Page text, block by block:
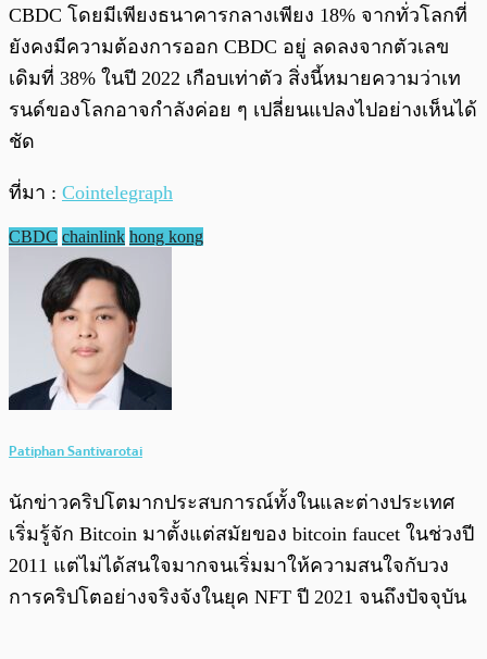
CBDC โดยมีเพียงธนาคารกลางเพียง 18% จากทั่วโลกที่
ยังคงมีความต้องการออก CBDC อยู่ ลดลงจากตัวเลข
เดิมที่ 38% ในปี 2022 เกือบเท่าตัว สิ่งนี้หมายความว่าเท
รนด์ของโลกอาจกำลังค่อย ๆ เปลี่ยนแปลงไปอย่างเห็นได้
ชัด
ที่มา : Cointelegraph
CBDC chainlink hong kong
Patiphan Santivarotai
นักข่าวคริปโตมากประสบการณ์ทั้งในและต่างประเทศ
เริ่มรู้จัก Bitcoin มาตั้งแต่สมัยของ bitcoin faucet ในช่วงปี
2011 แต่ไม่ได้สนใจมากจนเริ่มมาให้ความสนใจกับวง
การคริปโตอย่างจริงจังในยุค NFT ปี 2021 จนถึงปัจจุบัน